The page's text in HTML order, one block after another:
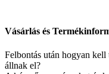
Vásárlás és
Felbontás után hogyan
állnak el?